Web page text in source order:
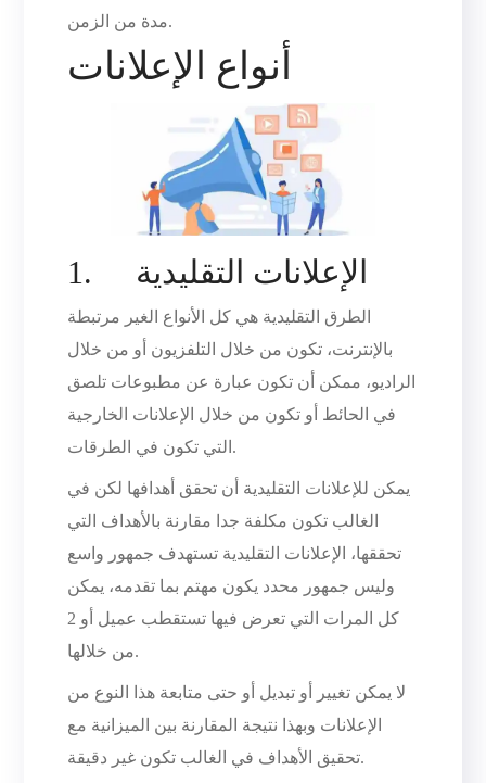
مدة من الزمن.
أنواع الإعلانات
1. الإعلانات التقليدية
الطرق التقليدية هي كل الأنواع الغير مرتبطة
بالإنترنت، تكون من خلال التلفزيون أو من خلال
الراديو، ممكن أن تكون عبارة عن مطبوعات تلصق
في الحائط أو تكون من خلال الإعلانات الخارجية
التي تكون في الطرقات.
يمكن للإعلانات التقليدية أن تحقق أهدافها لكن في
الغالب تكون مكلفة جدا مقارنة بالأهداف التي
تحققها، الإعلانات التقليدية تستهدف جمهور واسع
وليس جمهور محدد يكون مهتم بما تقدمه، يمكن
كل المرات التي تعرض فيها تستقطب عميل أو 2
من خلالها.
لا يمكن تغيير أو تبديل أو حتى متابعة هذا النوع من
الإعلانات وبهذا نتيجة المقارنة بين الميزانية مع
تحقيق الأهداف في الغالب تكون غير دقيقة.